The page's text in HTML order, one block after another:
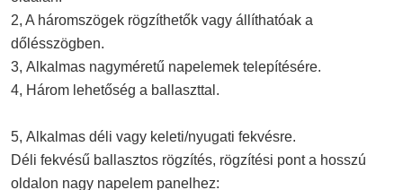
2, A háromszögek rögzíthetők vagy állíthatóak a
dőlésszögben.
3, Alkalmas nagyméretű napelemek telepítésére.
4, Három lehetőség a ballaszttal.
5, Alkalmas déli vagy keleti/nyugati fekvésre.
Déli fekvésű ballasztos rögzítés, rögzítési pont a hosszú
oldalon nagy napelem panelhez: